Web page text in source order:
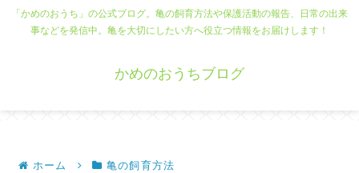
「かめのおうち」の公式ブログ。亀の飼育方法や保護活動の報告、日常の出来
事などを発信中。亀を大切にしたい方へ役立つ情報をお届けします！
かめのおうちブログ
ホーム 亀の飼育方法